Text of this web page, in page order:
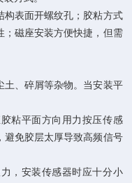
表面开螺纹孔；胶粘方式
；磁座安装方便快捷，但需
、碎屑等杂物。当安装平
粘平面方向用力按压传感
避免胶层太厚导致高频信号
，安装传感器时应十分小